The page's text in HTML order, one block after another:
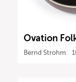
Ovation
Bernd Strohm